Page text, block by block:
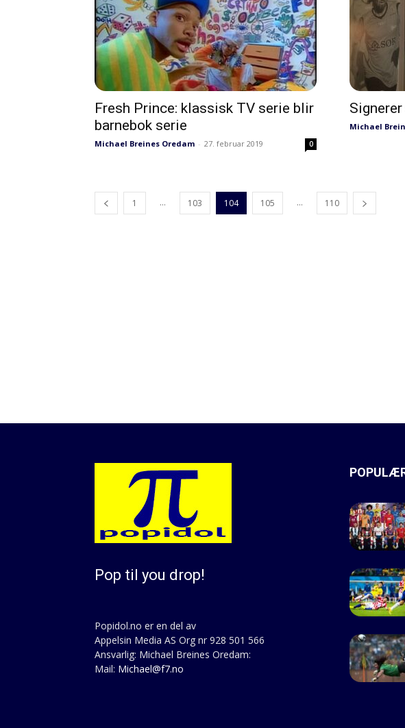
Fresh Prince: klassisk TV serie blir
barnebok serie
Michael Breines Oredam - 27. februar 2019 0
Michael
1 ... 103 104 105 ... 110
Pop til you drop!
Popidol.no er en del av
Appelsin Media AS Org nr 928 501 566
Ansvarlig: Michael Breines Oredam:
Mail: Michael@f7.no